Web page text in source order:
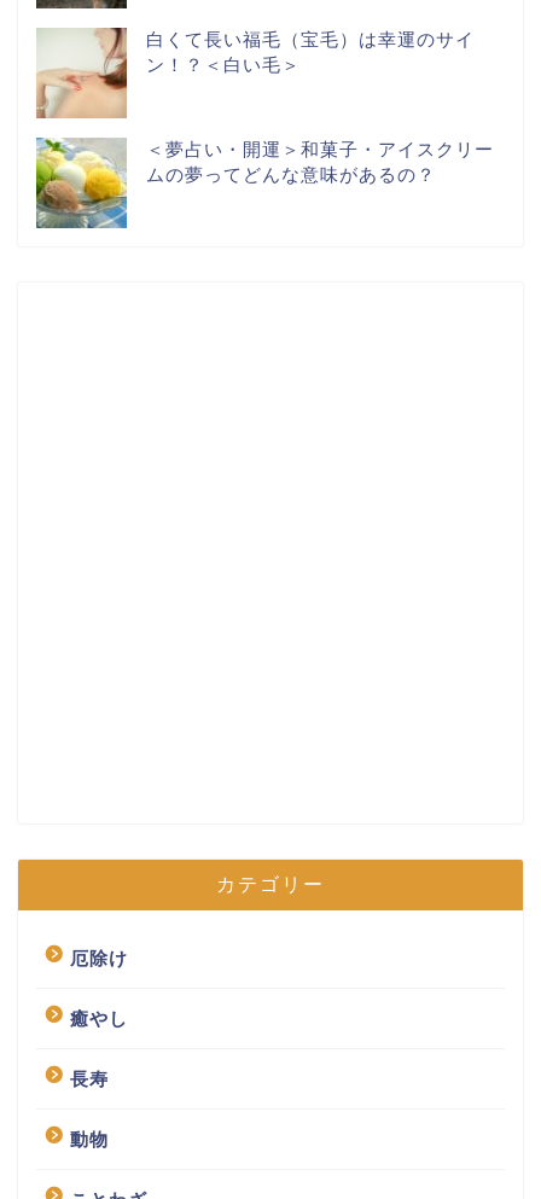
白くて長い福毛（宝毛）は幸運のサイ
ン！？＜白い毛＞
＜夢占い・開運＞和菓子・アイスクリー
ムの夢ってどんな意味があるの？
カテゴリー
厄除け
癒やし
長寿
動物